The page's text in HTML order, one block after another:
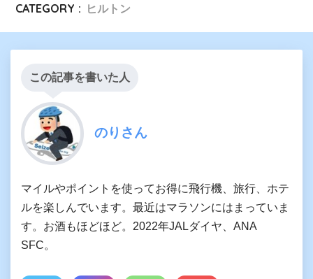
CATEGORY : ヒルトン
この記事を書いた人
のりさん
マイルやポイントを使ってお得に飛行機、旅行、ホテ
ルを楽しんでいます。最近はマラソンにはまっていま
す。お酒もほどほど。2022年JALダイヤ、ANA
SFC。